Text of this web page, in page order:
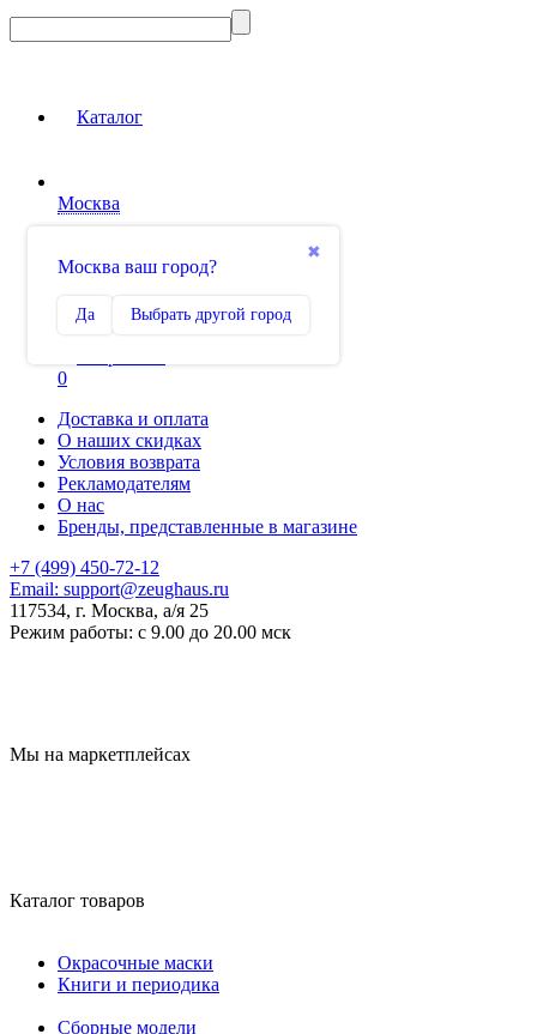
Каталог
Москва
✖
Москва ваш город?
Да Выбрать другой город
Сравнение
0
Доставка и оплата
О наших скидках
Условия возврата
Рекламодателям
О нас
Бренды, представленные в магазине
+7 (499) 450-72-12
Email: support@zeughaus.ru
117534, г. Москва, а/я 25
Режим работы: с 9.00 до 20.00 мск
Мы на маркетплейсах
Каталог товаров
Окрасочные маски
Книги и периодика
Сборные модели